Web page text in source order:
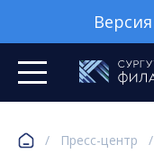
/ Пресс-центр /